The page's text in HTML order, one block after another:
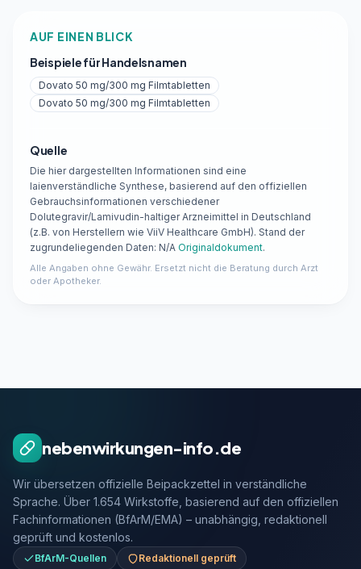
AUF EINEN BLICK
Beispiele für Handelsnamen
Dovato 50 mg/300 mg Filmtabletten
Dovato 50 mg/300 mg Filmtabletten
Quelle
Die hier dargestellten Informationen sind eine
laienverständliche Synthese, basierend auf den offiziellen
Gebrauchsinformationen verschiedener
Dolutegravir/Lamivudin-haltiger Arzneimittel in Deutschland
(z.B. von Herstellern wie ViiV Healthcare GmbH). Stand der
zugrundeliegenden Daten: N/A Originaldokument.
Alle Angaben ohne Gewähr. Ersetzt nicht die Beratung durch Arzt
oder Apotheker.
nebenwirkungen-info.de
Wir übersetzen offizielle Beipackzettel in verständliche
Sprache. Über 1.654 Wirkstoffe, basierend auf den offiziellen
Fachinformationen (BfArM/EMA) – unabhängig, redaktionell
geprüft und kostenlos.
BfArM-Quellen
Redaktionell geprüft